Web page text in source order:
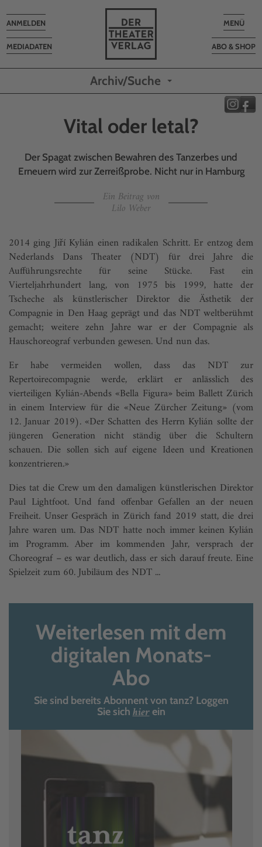
Toggle
MENÜ
ABO & SHOP
MEDIADATEN
Toggle
navigation
ANMELDEN
Archiv/Suche
Vital oder letal?
Der Spagat zwischen Bewahren des Tanzerbes und
Erneuern wird zur Zerreißprobe. Nicht nur in Hamburg
Ein Beitrag von
Lilo Weber
2014 ging Jiří Kylián einen radikalen Schritt. Er entzog dem
Nederlands Dans Theater (NDT) für drei Jahre die
Aufführungsrechte für seine Stücke. Fast ein
Vierteljahrhundert lang, von 1975 bis 1999, hatte der
Tscheche als künstlerischer Direktor die Ästhetik der
Compagnie in Den Haag geprägt und das NDT weltberühmt
gemacht; weitere zehn Jahre war er der Compagnie als
Hauschoreograf verbunden gewesen. Und nun das.
Er habe vermeiden wollen, dass das NDT zur
Repertoirecompagnie werde, erklärt er anlässlich des
vierteiligen Kylián-Abends «Bella Figura» beim Ballett Zürich
in einem Interview für die «Neue Zürcher Zeitung» (vom
12. Januar 2019). «Der Schatten des Herrn Kylián sollte der
jüngeren Generation nicht ständig über die Schultern
schauen. Die sollen sich auf eigene Ideen und Kreationen
konzentrieren.»
Dies tat die Crew um den damaligen künstlerischen Direktor
Paul Lightfoot. Und fand offenbar Gefallen an der neuen
Freiheit. Unser Gespräch in Zürich fand 2019 statt, die drei
Jahre waren um. Das NDT hatte noch immer keinen Kylián
im Programm. Aber im kommenden Jahr, versprach der
Choreograf – es war deutlich, dass er sich darauf freute. Eine
Spielzeit zum 60. Jubiläum des NDT ...
Weiterlesen mit dem
digitalen Monats-
Abo
Sie sind bereits Abonnent von tanz? Loggen
Sie sich hierein